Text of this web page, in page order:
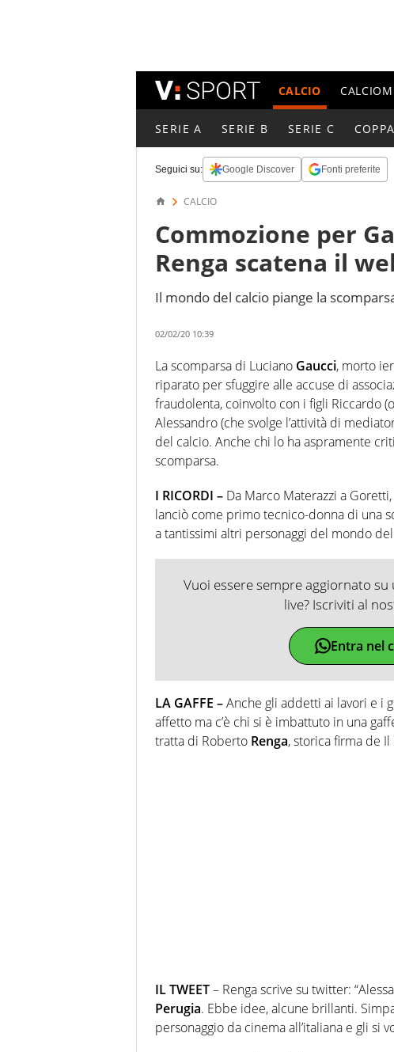
CALCIO
SERIE A SERIE B SERIE C
Seguici su: Google Discover Fonti preferite
CALCIO
Commozione per
Renga scatena il
Il mondo del calcio piange la
02/02/20 10:39
La scomparsa di Luciano Gaucci, morto
riparato per sfuggire alle accuse di
fraudolenta, coinvolto con i figli Riccardo
Alessandro (che svolge l’attività di
del calcio. Anche chi lo ha aspramente
scomparsa.
I RICORDI – Da Marco Materazzi a
lanciò come primo tecnico-donna di una
a tantissimi altri personaggi del mondo
Vuoi essere sempre aggiornato
live? Iscriviti al
Entra nel
LA GAFFE –Anche gli addetti ai lavori e i
affetto ma c’è chi si è imbattuto in una
tratta di Roberto Renga, storica firma de Il
IL TWEET– Renga scrive su twitter:
Perugia. Ebbe idee, alcune brillanti.
personaggio da cinema all’italiana e gli si